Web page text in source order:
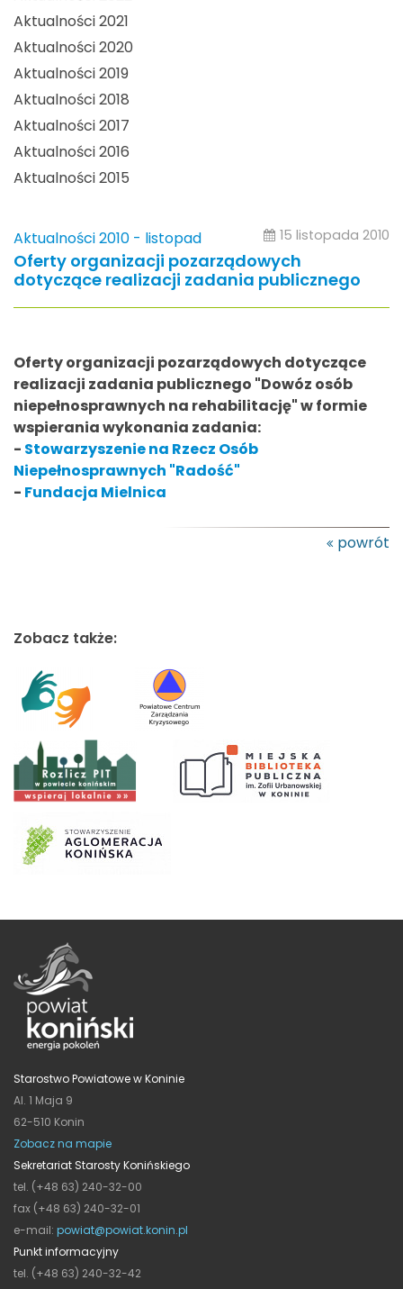
Aktualności 2021
Aktualności 2020
Aktualności 2019
Aktualności 2018
Aktualności 2017
Aktualności 2016
Aktualności 2015
Aktualności 2010 - listopad 15 listopada 2010
Oferty organizacji pozarządowych
dotyczące realizacji zadania publicznego
Oferty organizacji pozarządowych dotyczące
realizacji zadania publicznego "Dowóz osób
niepełnosprawnych na rehabilitację" w formie
wspierania wykonania zadania:
- Stowarzyszenie na Rzecz Osób
Niepełnosprawnych "Radość"
- Fundacja Mielnica
powrót
Zobacz także:
Starostwo Powiatowe w Koninie
Al. 1 Maja 9
62-510 Konin
Zobacz na mapie
Sekretariat Starosty Konińskiego
tel. (+48 63) 240-32-00
fax (+48 63) 240-32-01
e-mail: powiat@powiat.konin.pl
Punkt informacyjny
tel. (+48 63) 240-32-42